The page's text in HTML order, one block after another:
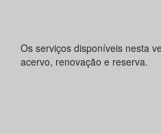
Os serviços disponíveis nesta
acervo, renovação e reserva.